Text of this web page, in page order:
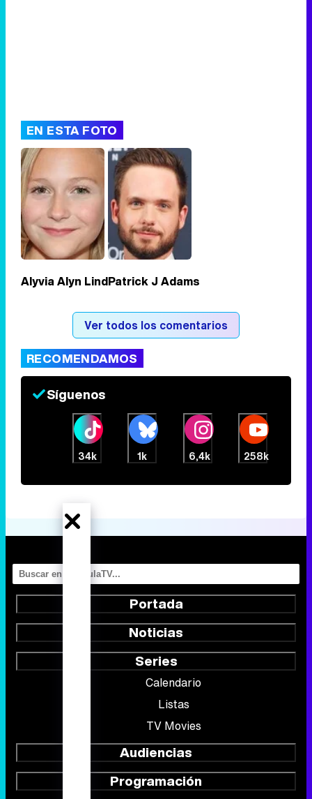
EN ESTA FOTO
Alyvia Alyn LindPatrick J Adams
Ver todos los comentarios
RECOMENDAMOS
Síguenos
34k 1k 6,4k 258k
Portada
Noticias
Series
Calendario
Listas
TV Movies
Audiencias
Programación